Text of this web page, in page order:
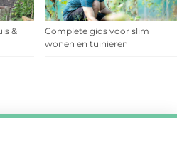
&
Complete gids voor slim
wonen en tuinieren